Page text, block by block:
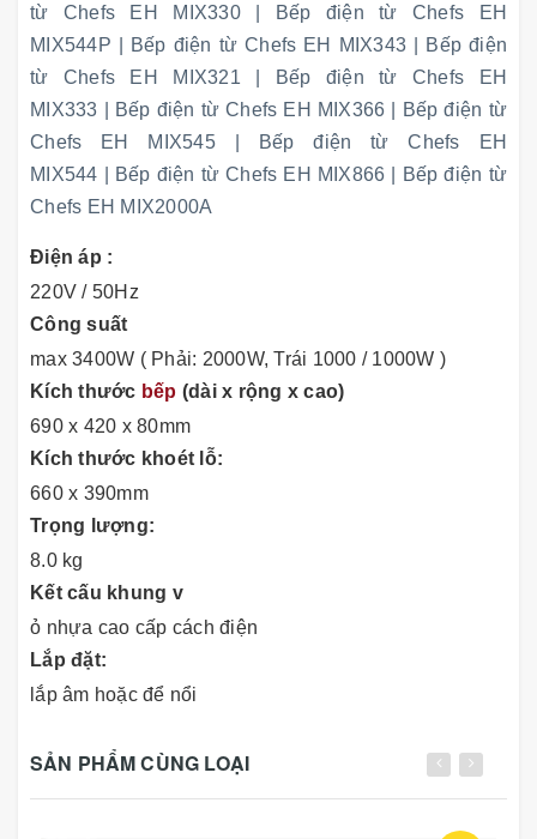
từ Chefs EH MIX330|
Bếp điện từ Chefs EH
MIX544P
Bếp điện từ Chefs EH MIX343
Bếp điện
từ Chefs EH MIX321
Bếp điện từ Chefs EH
MIX333
Bếp điện từ Chefs EH MIX366
Bếp điện từ
Chefs EH MIX545|
Bếp điện từ Chefs EH
MIX544
Bếp điện từ Chefs EH MIX866
Bếp điện từ
Chefs EH MIX2000A
Điện áp :
220V / 50Hz
Công suất
max 3400W ( Phải: 2000W, Trái 1000 / 1000W )
Kích thước bếp (dài x rộng x cao)
690 x 420 x 80mm
Kích thước khoét lỗ:
660 x 390mm
Trọng lượng:
8.0 kg
Kết cấu khung v
ỏ nhựa cao cấp cách điện
Lắp đặt:
lắp âm hoặc để nổi
SẢN PHẨM CÙNG LOẠI